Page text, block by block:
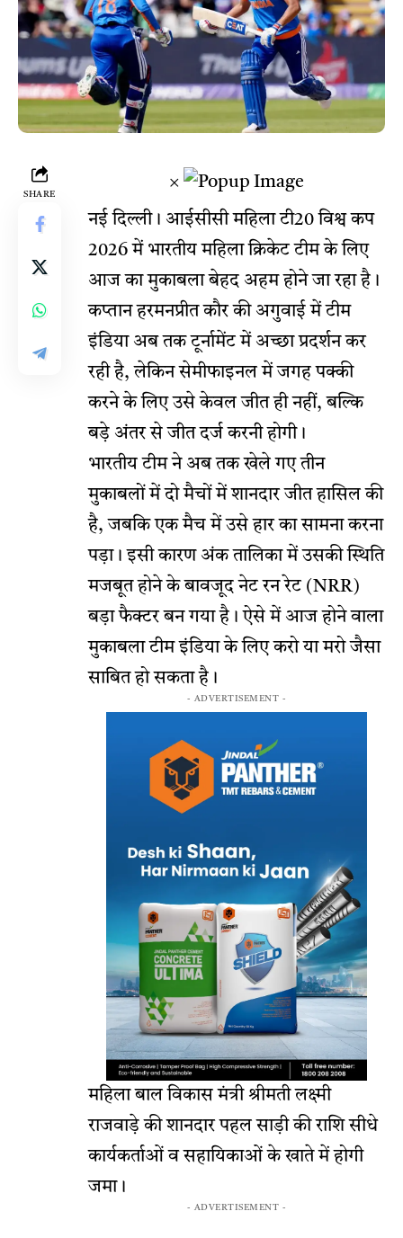
SHARE
×
नई दिल्ली। आईसीसी महिला टी20 विश्व कप
2026 में भारतीय महिला क्रिकेट टीम के लिए
आज का मुकाबला बेहद अहम होने जा रहा है।
कप्तान हरमनप्रीत कौर की अगुवाई में टीम
इंडिया अब तक टूर्नामेंट में अच्छा प्रदर्शन कर
रही है, लेकिन सेमीफाइनल में जगह पक्की
करने के लिए उसे केवल जीत ही नहीं, बल्कि
बड़े अंतर से जीत दर्ज करनी होगी।
भारतीय टीम ने अब तक खेले गए तीन
मुकाबलों में दो मैचों में शानदार जीत हासिल की
है, जबकि एक मैच में उसे हार का सामना करना
पड़ा। इसी कारण अंक तालिका में उसकी स्थिति
मजबूत होने के बावजूद नेट रन रेट (NRR)
बड़ा फैक्टर बन गया है। ऐसे में आज होने वाला
मुकाबला टीम इंडिया के लिए करो या मरो जैसा
साबित हो सकता है।
- ADVERTISEMENT -
महिला बाल विकास मंत्री श्रीमती लक्ष्मी
राजवाड़े की शानदार पहल साड़ी की राशि सीधे
कार्यकर्ताओं व सहायिकाओं के खाते में होगी
जमा।
- ADVERTISEMENT -